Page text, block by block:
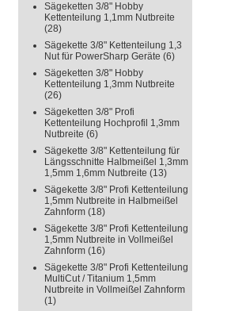
Sägeketten 3/8" Hobby
Kettenteilung 1,1mm Nutbreite
(28)
Sägekette 3/8" Kettenteilung 1,3
Nut für PowerSharp Geräte (6)
Sägeketten 3/8" Hobby
Kettenteilung 1,3mm Nutbreite
(26)
Sägeketten 3/8" Profi
Kettenteilung Hochprofil 1,3mm
Nutbreite (6)
Sägekette 3/8" Kettenteilung für
Längsschnitte Halbmeißel 1,3mm
1,5mm 1,6mm Nutbreite (13)
Sägekette 3/8" Profi Kettenteilung
1,5mm Nutbreite in Halbmeißel
Zahnform (18)
Sägekette 3/8" Profi Kettenteilung
1,5mm Nutbreite in Vollmeißel
Zahnform (16)
Sägekette 3/8" Profi Kettenteilung
MultiCut / Titanium 1,5mm
Nutbreite in Vollmeißel Zahnform
(1)